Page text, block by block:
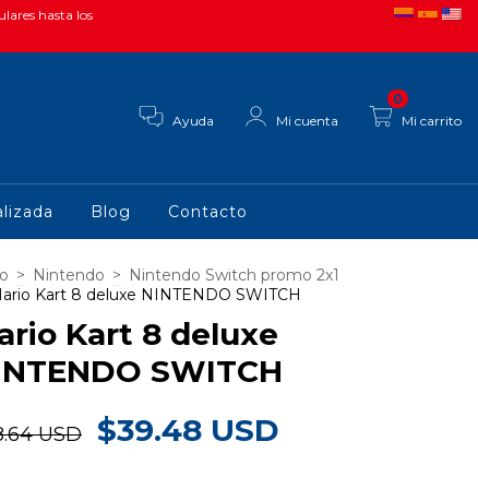
hasta los
Ayuda Mi cuenta Mi carrito
0
Blog Contacto
> Nintendo > Nintendo Switch promo 2x1
Kart 8 deluxe NINTENDO SWITCH
Kart 8 deluxe
SWITCH
USD $39.48 USD